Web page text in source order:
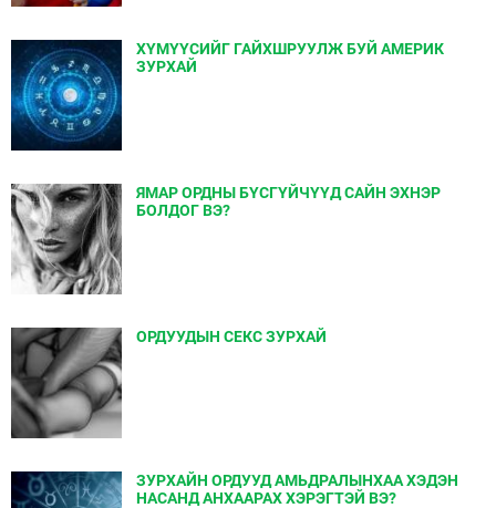
ХҮМҮҮСИЙГ ГАЙХШРУУЛЖ БУЙ АМЕРИК
ЗУРХАЙ
ЯМАР ОРДНЫ БҮСГҮЙЧҮҮД САЙН ЭХНЭР
БОЛДОГ ВЭ?
ОРДУУДЫН СЕКС ЗУРХАЙ
ЗУРХАЙН ОРДУУД АМЬДРАЛЫНХАА ХЭДЭН
НАСАНД АНХААРАХ ХЭРЭГТЭЙ ВЭ?